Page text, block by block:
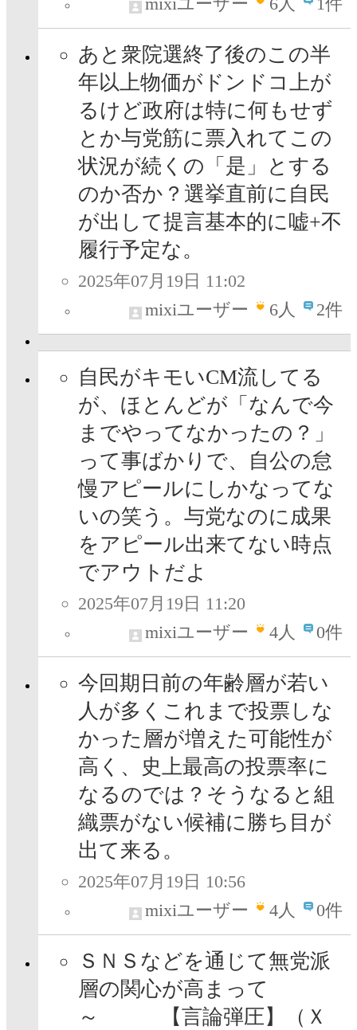
あと衆院選終了後のこの半
年以上物価がドンドコ上が
るけど政府は特に何もせず
とか与党筋に票入れてこの
状況が続くの「是」とする
のか否か？選挙直前に自民
が出して提言基本的に嘘+不
履行予定な。
2025年07月19日 11:02
mixiユーザー
6人 2件
自民がキモいCM流してる
が、ほとんどが「なんで今
までやってなかったの？」
って事ばかりで、自公の怠
慢アピールにしかなってな
いの笑う。与党なのに成果
をアピール出来てない時点
でアウトだよ
2025年07月19日 11:20
mixiユーザー
4人 0件
今回期日前の年齢層が若い
人が多くこれまで投票しな
かった層が増えた可能性が
高く、史上最高の投票率に
なるのでは？そうなると組
織票がない候補に勝ち目が
出て来る。
2025年07月19日 10:56
mixiユーザー
4人 0件
ＳＮＳなどを通じて無党派
層の関心が高まって
～ 【言論弾圧】（Ｘ